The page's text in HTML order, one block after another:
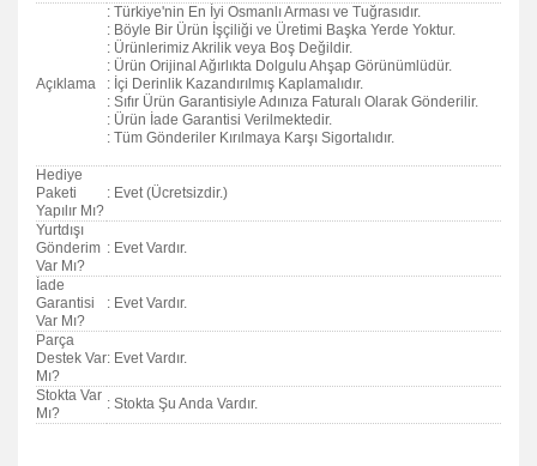
Açıklama
: Türkiye'nin En İyi Osmanlı Arması ve Tuğrasıdır.
: Böyle Bir Ürün İşçiliği ve Üretimi Başka Yerde Yoktur.
: Ürünlerimiz Akrilik veya Boş Değildir.
: Ürün Orijinal Ağırlıkta Dolgulu Ahşap Görünümlüdür.
: İçi Derinlik Kazandırılmış Kaplamalıdır.
: Sıfır Ürün Garantisiyle Adınıza Faturalı Olarak Gönderilir.
: Ürün İade Garantisi Verilmektedir.
: Tüm Gönderiler Kırılmaya Karşı Sigortalıdır.
Hediye
Paketi
Yapılır Mı?
: Evet (Ücretsizdir.)
Yurtdışı
Gönderim
Var Mı?
: Evet Vardır.
İade
Garantisi
Var Mı?
: Evet Vardır.
Parça
Destek Var
Mı?
: Evet Vardır.
Stokta Var
Mı?
: Stokta Şu Anda Vardır.